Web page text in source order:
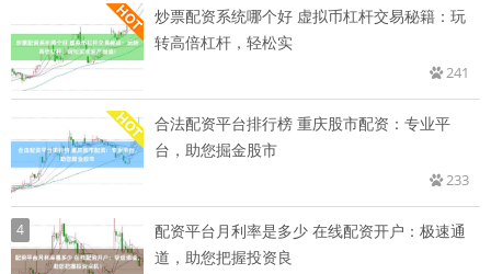
炒票配资系统哪个好 虚拟币杠杆交易秘籍：玩
转高倍杠杆，轻松实
241
合法配资平台排行榜 重庆股市配资：专业平
台，助您掘金股市
233
4
配资平台月利率是多少 在线配资开户：极速通
道，助您把握投资良